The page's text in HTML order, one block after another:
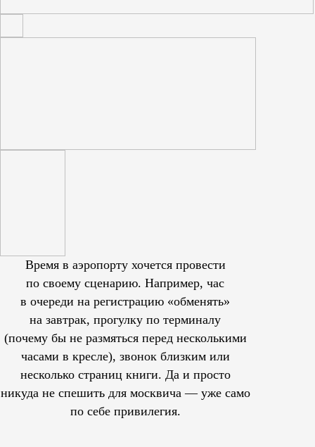
Время в аэропорту хочется провести
по своему сценарию. Например, час
в очереди на регистрацию «обменять»
на завтрак, прогулку по терминалу
(почему бы не размяться перед несколькими
часами в кресле), звонок близким или
несколько страниц книги. Да и просто
никуда не спешить для москвича — уже само
по себе привилегия.